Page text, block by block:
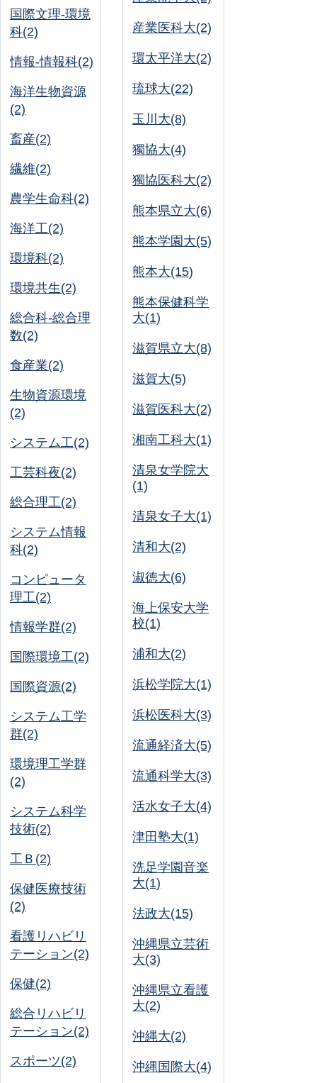
国際文理-環境
科(2)
情報-情報科(2)
海洋生物資源
(2)
畜産(2)
繊維(2)
農学生命科(2)
海洋工(2)
環境科(2)
環境共生(2)
総合科-総合理
数(2)
食産業(2)
生物資源環境
(2)
システム工(2)
工芸科夜(2)
総合理工(2)
システム情報
科(2)
コンピュータ
理工(2)
情報学群(2)
国際環境工(2)
国際資源(2)
システム工学
群(2)
環境理工学群
(2)
システム科学
技術(2)
工Ｂ(2)
保健医療技術
(2)
看護リハビリ
テーション(2)
保健(2)
総合リハビリ
テーション(2)
スポーツ(2)
産業医科大(2)
環太平洋大(2)
琉球大(22)
玉川大(8)
獨協大(4)
獨協医科大(2)
熊本県立大(6)
熊本学園大(5)
熊本大(15)
熊本保健科学
大(1)
滋賀県立大(8)
滋賀大(5)
滋賀医科大(2)
湘南工科大(1)
清泉女学院大
(1)
清泉女子大(1)
清和大(2)
淑徳大(6)
海上保安大学
校(1)
浦和大(2)
浜松学院大(1)
浜松医科大(3)
流通経済大(5)
流通科学大(3)
活水女子大(4)
津田塾大(1)
洗足学園音楽
大(1)
法政大(15)
沖縄県立芸術
大(3)
沖縄県立看護
大(2)
沖縄大(2)
沖縄国際大(4)